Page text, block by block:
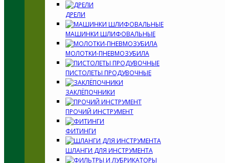
ДРЕЛИ
МАШИНКИ ШЛИФОВАЛЬНЫЕ
МОЛОТКИ-ПНЕВМОЗУБИЛА
ПИСТОЛЕТЫ ПРОДУВОЧНЫЕ
ЗАКЛЁПОЧНИКИ
ПРОЧИЙ ИНСТРУМЕНТ
ФИТИНГИ
ШЛАНГИ ДЛЯ ИНСТРУМЕНТА